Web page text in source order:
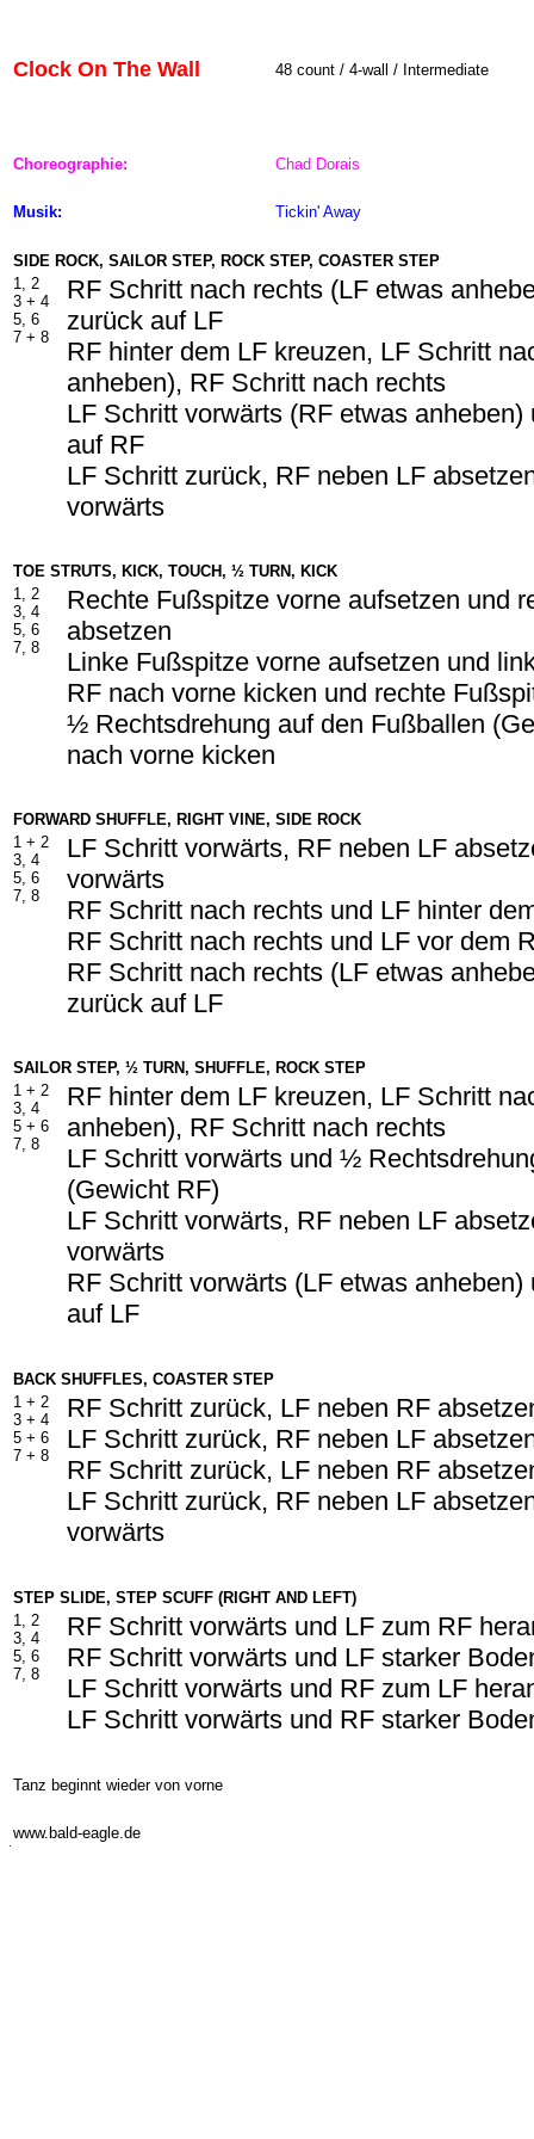
Clock On The Wall 48 count / 4-wall / Intermediate
Choreographie: Chad Dorais
Musik: Tickin' Away
SIDE ROCK, SAILOR STEP, ROCK STEP, COASTER STEP
1, 2
3 + 4
5, 6
7 + 8
RF Schritt nach rechts (LF etwas
zurück auf LF
RF hinter dem LF kreuzen, LF Schritt
anheben), RF Schritt nach rechts
LF Schritt vorwärts (RF etwas
auf RF
LF Schritt zurück, RF neben LF
vorwärts
TOE STRUTS, KICK, TOUCH, ½ TURN, KICK
1, 2
3, 4
5, 6
7, 8
Rechte Fußspitze vorne aufsetzen und
absetzen
Linke Fußspitze vorne aufsetzen und
RF nach vorne kicken und rechte
½ Rechtsdrehung auf den Fußballen
nach vorne kicken
FORWARD SHUFFLE, RIGHT VINE, SIDE ROCK
1 + 2
3, 4
5, 6
7, 8
LF Schritt vorwärts, RF neben LF
vorwärts
RF Schritt nach rechts und LF hinter
RF Schritt nach rechts und LF vor dem
RF Schritt nach rechts (LF etwas
zurück auf LF
SAILOR STEP, ½ TURN, SHUFFLE, ROCK STEP
1 + 2
3, 4
5 + 6
7, 8
RF hinter dem LF kreuzen, LF Schritt
anheben), RF Schritt nach rechts
LF Schritt vorwärts und ½
(Gewicht RF)
LF Schritt vorwärts, RF neben LF
vorwärts
RF Schritt vorwärts (LF etwas
auf LF
BACK SHUFFLES, COASTER STEP
1 + 2
3 + 4
5 + 6
7 + 8
RF Schritt zurück, LF neben RF
LF Schritt zurück, RF neben LF
RF Schritt zurück, LF neben RF
LF Schritt zurück, RF neben LF
vorwärts
STEP SLIDE, STEP SCUFF (RIGHT AND LEFT)
1, 2
3, 4
5, 6
7, 8
RF Schritt vorwärts und LF zum RF
RF Schritt vorwärts und LF starker
LF Schritt vorwärts und RF zum LF
LF Schritt vorwärts und RF starker
Tanz beginnt wieder von vorne
www.bald-eagle.de